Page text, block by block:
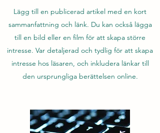
Lägg till en publicerad artikel med en kort
sammanfattning och länk. Du kan också lägga
till en bild eller en film för att skapa större
intresse. Var detaljerad och tydlig för att skapa
intresse hos läsaren, och inkludera länkar till
den ursprungliga berättelsen online.